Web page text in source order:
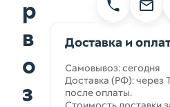
р
в
о
з
Доставка и
Самовывоз: сегодня
Доставка (РФ): через
после оплаты.